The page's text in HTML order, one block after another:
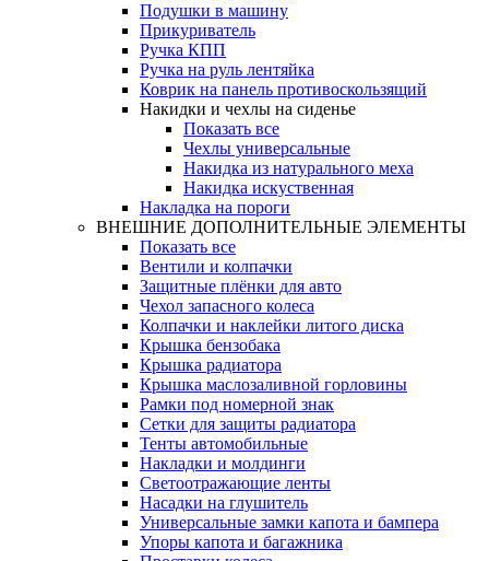
Подушки в машину
Прикуриватель
Ручка КПП
Ручка на руль лентяйка
Коврик на панель противоскользящий
Накидки и чехлы на сиденье
Показать все
Чехлы универсальные
Накидка из натурального меха
Накидка искуственная
Накладка на пороги
ВНЕШНИЕ ДОПОЛНИТЕЛЬНЫЕ ЭЛЕМЕНТЫ
Показать все
Вентили и колпачки
Защитные плёнки для авто
Чехол запасного колеса
Колпачки и наклейки литого диска
Крышка бензобака
Крышка радиатора
Крышка маслозаливной горловины
Рамки под номерной знак
Сетки для защиты радиатора
Тенты автомобильные
Накладки и молдинги
Светоотражающие ленты
Насадки на глушитель
Универсальные замки капота и бампера
Упоры капота и багажника